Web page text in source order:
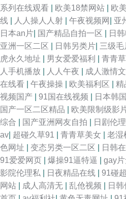
系列在线观看
欧美18禁网站 欧
线
人人操人人射 午夜视频网 亚
日本an片 国产精品自拍一区 日
亚洲一区二区
日韩另类片 三级
虎永久地址
男女爱爱福利 青青
人手机播放
人人午夜 成人激情
在线看
午夜操操 欧美福利区 精
视频国产
91国在线视频 日本韩
国产一区二区精品
欧美限制级影
综合
国产亚洲网友自拍 日剧伦
av 超碰久草91 青青草美女 老湿
色网址
变态另类一区二区 日韩
91爱爱网页
爆操91逼特逼 gay
影院伦理私
日夜精品在线 91碰超
网站
成人高清无 乱伧视频 日